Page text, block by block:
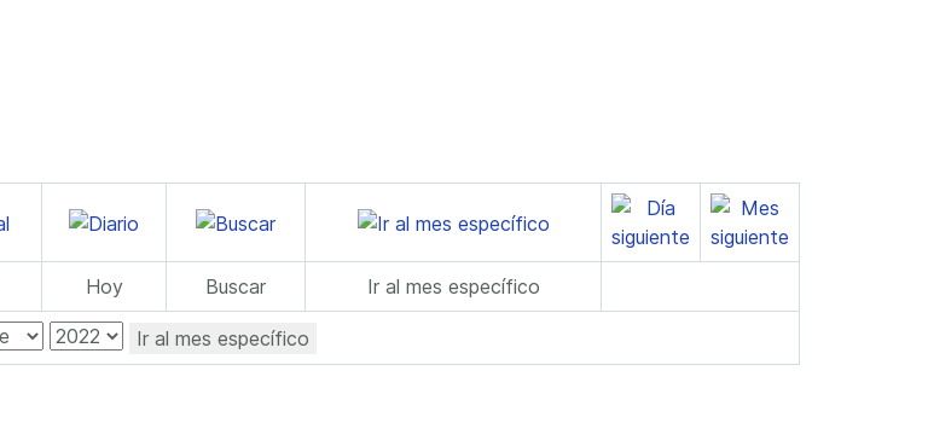
Hoy Buscar Ir al mes específico
Ir al mes específico